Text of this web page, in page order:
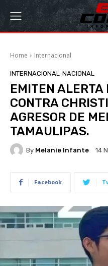
Home Internacional
INTERNACIONAL NACIONAL
EMITEN ALERTA
CONTRA
AGRESOR DE
TAMAULIPAS.
By Melanie Infante 14
Facebook